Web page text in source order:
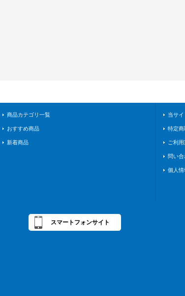
商品カテゴリ一覧
おすすめ商品
新着商品
当サ
特定
ご利
問い合
個人
スマートフォンサイト